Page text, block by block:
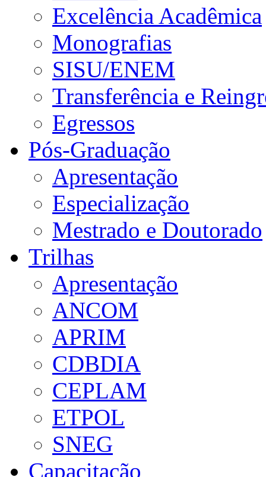
Excelência Acadêmica
Monografias
SISU/ENEM
Transferência e
Egressos
Pós-Graduação
Apresentação
Especialização
Mestrado e Doutorado
Trilhas
Apresentação
ANCOM
APRIM
CDBDIA
CEPLAM
ETPOL
SNEG
Capacitação